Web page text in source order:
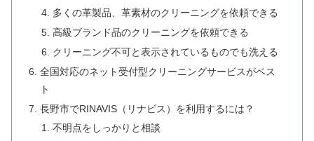
多くの革製品、革素材のクリーニングを依頼できる
高級ブランド品のクリーニングを依頼できる
クリーニング不可と表示されているものでも洗える
全国対応のネット受付型クリーニングサービスがベス
ト
長野市でRINAVIS（リナビス）を利用するには？
不明点をしっかりと相談